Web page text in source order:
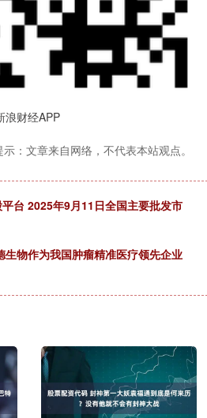
浪财经APP
：文章来自网络，不代表本站观点。
台 2025年9月11日全国主要批发市
生物作为我国肿瘤精准医疗领先企业